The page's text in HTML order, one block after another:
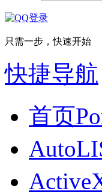
只需一步，快速开始
快捷导航
首页